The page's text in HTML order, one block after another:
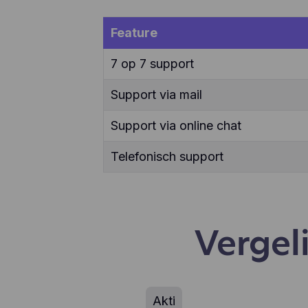
Feature
7 op 7 support
Support via mail
Support via online chat
Telefonisch support
Akti